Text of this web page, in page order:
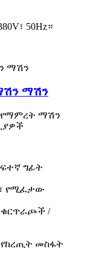
50Hz።
ማሽን
የማምረት ማሽን
ግፊት
የሚፈታው
ቁርጥራጮች /
መስፋት